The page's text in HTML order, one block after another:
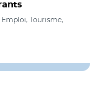
Tourisme,